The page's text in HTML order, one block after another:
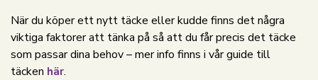
När du köper ett nytt täcke eller kudde finns det några
viktiga faktorer att tänka på så att du får precis det täcke
som passar dina behov – mer info finns i vår guide till
täcken här.